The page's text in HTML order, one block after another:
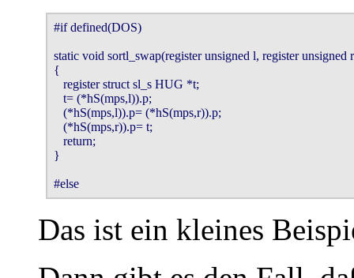
#if defined(DOS)
static void sortl_swap(register unsigned l, register unsigned
{
   register struct sl_s HUG *t;
   t= (*hS(mps,l)).p;
   (*hS(mps,l)).p= (*hS(mps,r)).p;
   (*hS(mps,r)).p= t;
   return;
}
#else
Das ist ein kleines